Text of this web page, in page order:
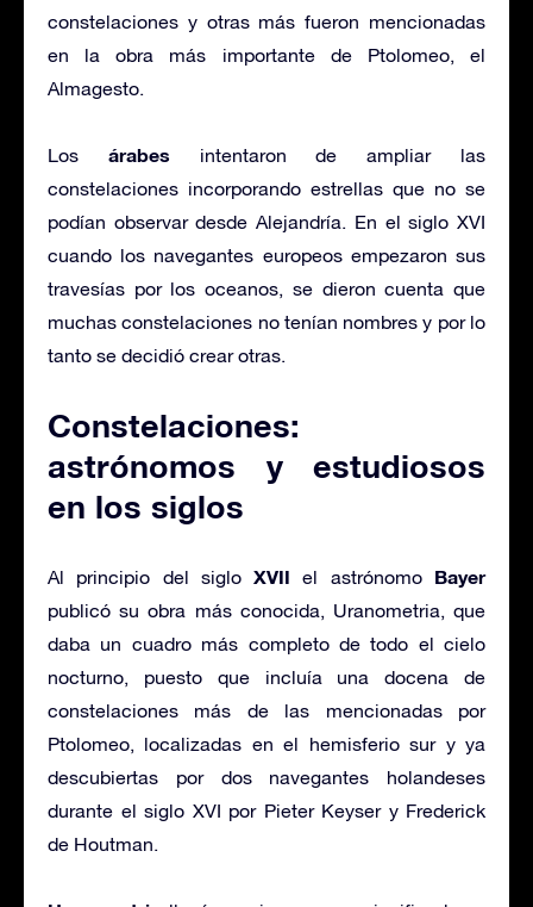
constelaciones y otras más fueron mencionadas
en la obra más importante de Ptolomeo, el
Almagesto.
Los árabes intentaron de ampliar las
constelaciones incorporando estrellas que no se
podían observar desde Alejandría. En el siglo XVI
cuando los navegantes europeos empezaron sus
travesías por los oceanos, se dieron cuenta que
muchas constelaciones no tenían nombres y por lo
tanto se decidió crear otras.
Constelaciones:
astrónomos y estudiosos
en los siglos
Al principio del sigloXVII el astrónomo Bayer
publicó su obra más conocida, Uranometria, que
daba un cuadro más completo de todo el cielo
nocturno, puesto que incluía una docena de
constelaciones más de las mencionadas por
Ptolomeo, localizadas en el hemisferio sur y ya
descubiertas por dos navegantes holandeses
durante el siglo XVI por Pieter Keyser y Frederick
de Houtman.